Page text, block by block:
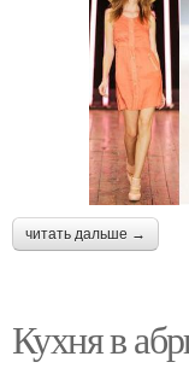
читать дальше →
Кухня в